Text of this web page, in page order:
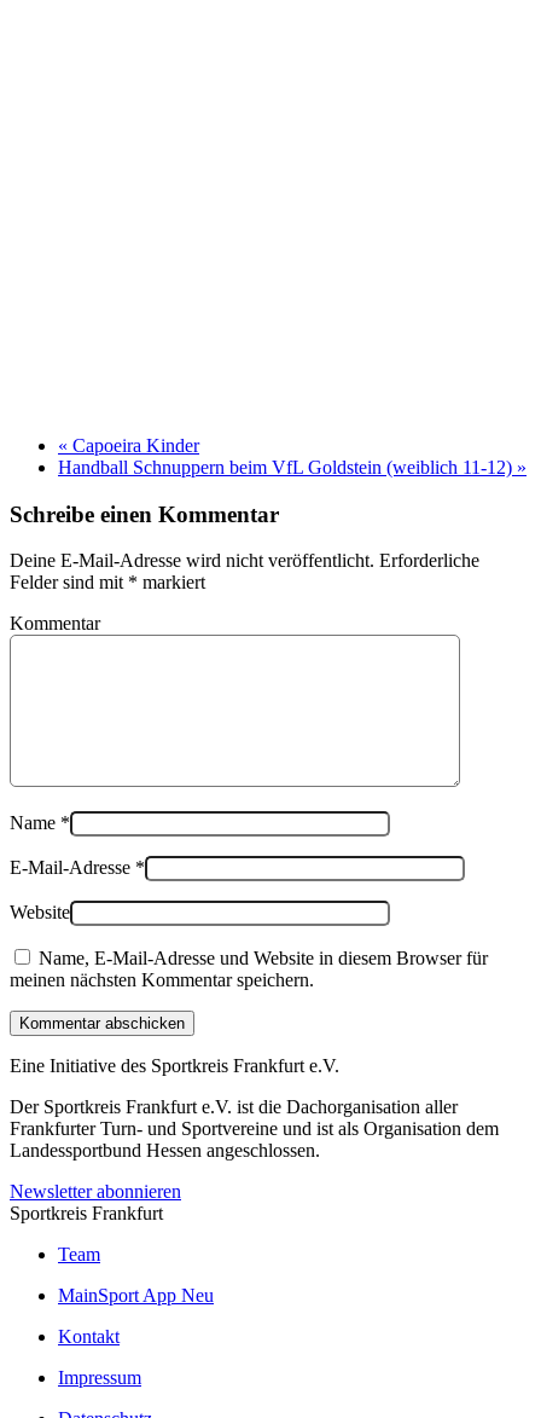
« Capoeira Kinder
Handball Schnuppern beim VfL Goldstein (weiblich 11-12) »
Schreibe einen Kommentar
Deine E-Mail-Adresse wird nicht veröffentlicht. Erforderliche
Felder sind mit * markiert
Kommentar
Name *
E-Mail-Adresse *
Website
Name, E-Mail-Adresse und Website in diesem Browser für
meinen nächsten Kommentar speichern.
Kommentar abschicken
Eine Initiative des Sportkreis Frankfurt e.V.
Der Sportkreis Frankfurt e.V. ist die Dachorganisation aller
Frankfurter Turn- und Sportvereine und ist als Organisation dem
Landessportbund Hessen angeschlossen.
Newsletter abonnieren
Sportkreis Frankfurt
Team
MainSport App Neu
Kontakt
Impressum